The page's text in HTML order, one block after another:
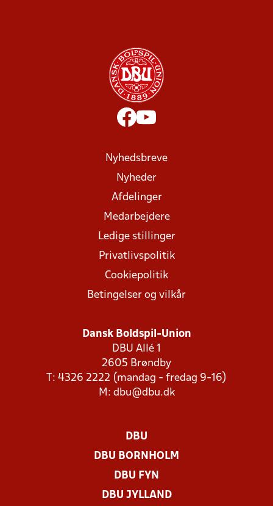
Nyhedsbreve
Nyheder
Afdelinger
Medarbejdere
Ledige stillinger
Privatlivspolitik
Cookiepolitik
Betingelser og vilkår
Dansk Boldspil-Union
DBU Allé 1
2605 Brøndby
T: 4326 2222 (mandag - fredag 9-16)
M: dbu@dbu.dk
DBU
DBU BORNHOLM
DBU FYN
DBU JYLLAND